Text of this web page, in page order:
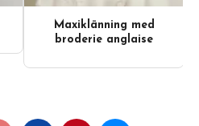
Maxiklänning med
broderie anglaise